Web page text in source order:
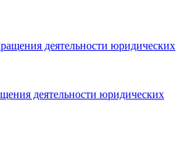
деятельности юридических